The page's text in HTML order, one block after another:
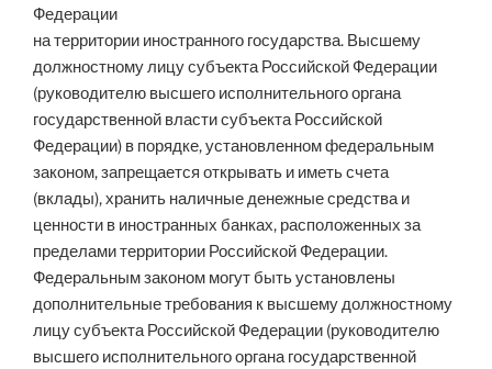
Федерации
на территории иностранного государства. Высшему
должностному лицу субъекта Российской Федерации
(руководителю высшего исполнительного органа
государственной власти субъекта Российской
Федерации) в порядке, установленном федеральным
законом, запрещается открывать и иметь счета
(вклады), хранить наличные денежные средства и
ценности в иностранных банках, расположенных за
пределами территории Российской Федерации.
Федеральным законом могут быть установлены
дополнительные требования к высшему должностному
лицу субъекта Российской Федерации (руководителю
высшего исполнительного органа государственной